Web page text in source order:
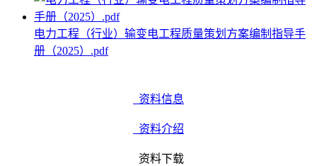
电力工程（行业）输变电工程质量策划方案编制指导手
册（2025）.pdf
资料信息
资料介绍
资料下载